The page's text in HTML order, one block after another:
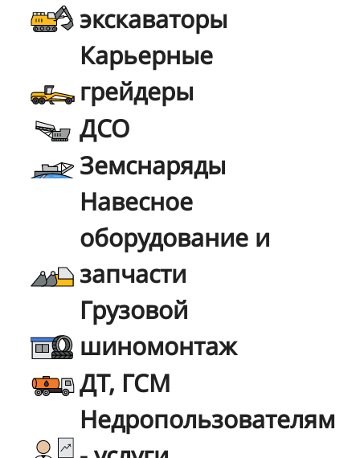
экскаваторы
Карьерные
грейдеры
ДСО
Земснаряды
Навесное
оборудование и
запчасти
Грузовой
шиномонтаж
ДТ, ГСМ
Недропользователям